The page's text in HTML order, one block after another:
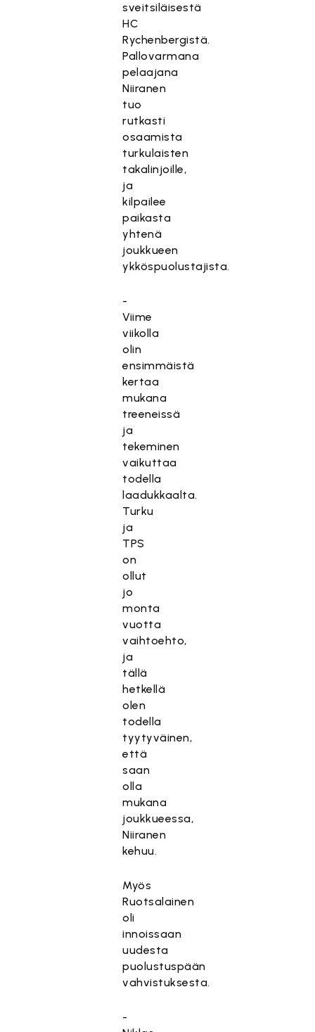
sveitsiläisestä
HC
Rychenbergistä.
Pallovarmana
pelaajana
Niiranen
tuo
rutkasti
osaamista
turkulaisten
takalinjoille,
ja
kilpailee
paikasta
yhtenä
joukkueen
ykköspuolustajista.
-
Viime
viikolla
olin
ensimmäistä
kertaa
mukana
treeneissä
ja
tekeminen
vaikuttaa
todella
laadukkaalta.
Turku
ja
TPS
on
ollut
jo
monta
vuotta
vaihtoehto,
ja
tällä
hetkellä
olen
todella
tyytyväinen,
että
saan
olla
mukana
joukkueessa,
Niiranen
kehuu.
Myös
Ruotsalainen
oli
innoissaan
uudesta
puolustuspään
vahvistuksesta.
-